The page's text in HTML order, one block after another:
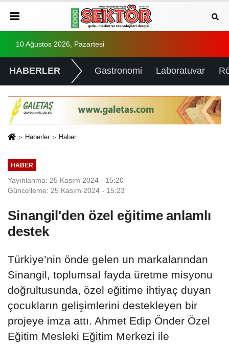
10 Ağustos 2026, Pazartesi
HABERLER Gastronomi Laboratuvar
Haberler Haber
HABER
Yayınlanma: 25 Kasım 2024 - 15:20
Güncelleme: 25 Kasım 2024 - 15:23
Sinangil'den özel eğitime anlamlı
destek
Türkiye’nin önde gelen un markalarından
Sinangil, toplumsal fayda üretme misyonu
doğrultusunda, özel eğitime ihtiyaç duyan
çocukların gelişimlerini destekleyen bir
projeye imza attı. Ahmet Edip Önder Özel
Eğitim Mesleki Eğitim Merkezi ile